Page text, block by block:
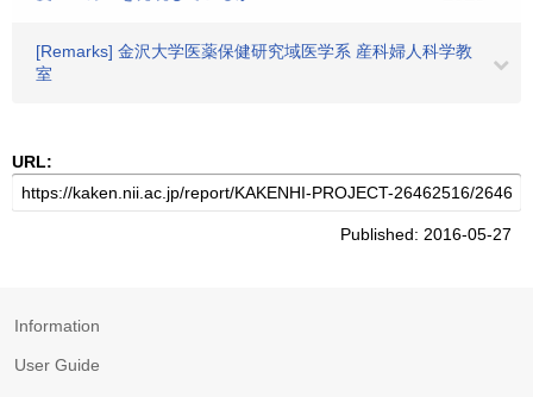
[Remarks] 金沢大学医薬保健研究域医学系 産科婦人科学教
室
URL:
Published: 2016-05-27
Information
User Guide